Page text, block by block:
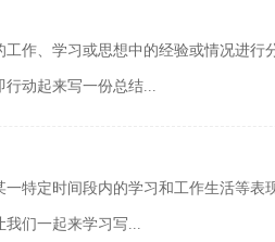
作、学习或思想中的经验或情况进
行动起来写一份总结...
特定时间段内的学习和工作生活等表
我们一起来学习写...